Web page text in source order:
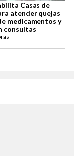
Casas de
atender quejas
medicamentos y
consultas